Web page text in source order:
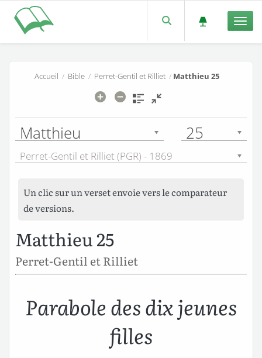
Accueil / Bible / Perret-Gentil et Rilliet / Matthieu 25
Matthieu 25
Perret-Gentil et Rilliet (PGR) - 1869
Un clic sur un verset envoie vers le comparateur
de versions.
Matthieu 25
Perret-Gentil et Rilliet
Parabole des dix jeunes
filles